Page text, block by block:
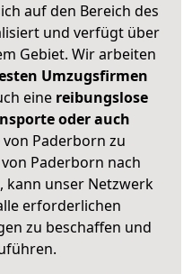
auf den Bereich des
und verfügt über
Gebiet. Wir arbeiten
Umzugsfirmen
eine reibungslose
oder auch
von Paderborn zu
Paderborn nach
kann unser Netzwerk
erforderlichen
zu beschaffen und